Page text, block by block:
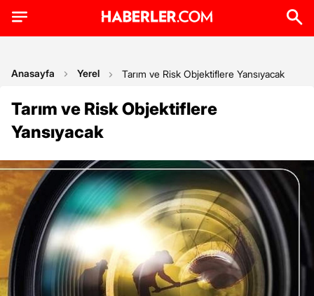
Anasayfa Yerel Tarım ve Risk Objektiflere Yansıyacak
Tarım ve Risk Objektiflere
Yansıyacak